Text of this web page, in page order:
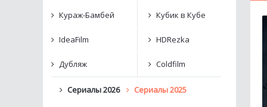
Кураж-Бамбей Кубик в Кубе
IdeaFilm HDRezka
Дубляж Coldfilm
Сериалы 2026 Сериалы 2025